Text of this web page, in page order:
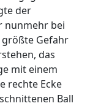
der
nunmehr bei
größte Gefahr
das
mit einem
rechte Ecke
Ball